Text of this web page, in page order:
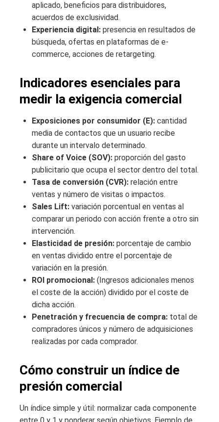
aplicado, beneficios para distribuidores,
acuerdos de exclusividad.
Experiencia digital: presencia en resultados de
búsqueda, ofertas en plataformas de e-
commerce, acciones de retargeting.
Indicadores esenciales para
medir la exigencia comercial
Exposiciones por consumidor (E): cantidad
media de contactos que un usuario recibe
durante un intervalo determinado.
Share of Voice (SOV): proporción del gasto
publicitario que ocupa el sector dentro del total.
Tasa de conversión (CVR): relación entre
ventas y número de visitas o impactos.
Sales Lift: variación porcentual en ventas al
comparar un periodo con acción frente a otro sin
intervención.
Elasticidad de presión: porcentaje de cambio
en ventas dividido entre el porcentaje de
variación en la presión.
ROI promocional: (Ingresos adicionales menos
el coste de la acción) dividido por el coste de
dicha acción.
Penetración y frecuencia de compra: total de
compradores únicos y número de adquisiciones
realizadas por cada comprador.
Cómo construir un índice de
presión comercial
Un índice simple y útil: normalizar cada componente